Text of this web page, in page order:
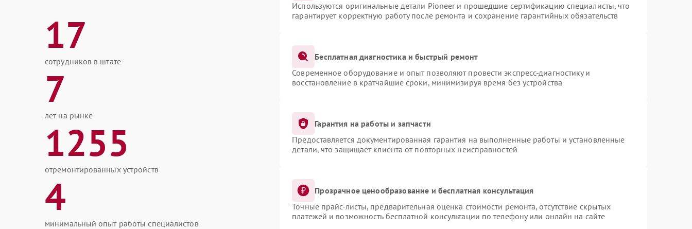
17
сотрудников в штате
7
лет на рынке
1255
отремонтированных устройств
4
минимальный опыт работы специалистов
Используются оригинальные детали Pioneer и прошедшие сертификацию специалисты, что
гарантирует корректную работу после ремонта и сохранение гарантийных обязательств
Бесплатная диагностика и быстрый ремонт
Современное оборудование и опыт позволяют провести экспресс-диагностику и
восстановление в кратчайшие сроки, минимизируя время без устройства
Гарантия на работы и запчасти
Предоставляется документированная гарантия на выполненные работы и установленные
детали, что защищает клиента от повторных неисправностей
Прозрачное ценообразование и бесплатная консультация
Точные прайс-листы, предварительная оценка стоимости ремонта, отсутствие скрытых
платежей и возможность бесплатной консультации по телефону или онлайн на сайте